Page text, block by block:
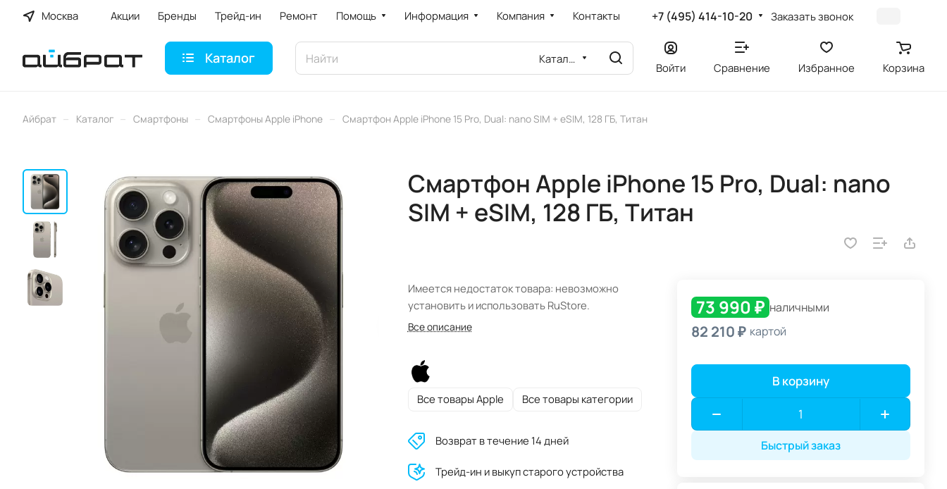
Москва Акции Бренды Трейд-ин Ремонт Помощь Информация Компания Контакты +7 (495) 414-10-20 Заказать звонок
Каталог Каталог
Войти Сравнение Избранное Корзина
Айбрат – Каталог – Смартфоны – Смартфоны Apple iPhone – Смартфон Apple iPhone 15 Pro, Dual: nano SIM + eSIM, 128 ГБ, Титан
Смартфон Apple iPhone 15 Pro, Dual: nano
SIM + eSIM, 128 ГБ, Титан
Имеется недостаток товара: невозможно
установить и использовать RuStore.
Все описание
Все товары Apple Все товары категории
Возврат в течение 14 дней
Трейд-ин и выкуп старого устройства
73 990 ₽ наличными
82 210 ₽ картой
В корзину
Быстрый заказ